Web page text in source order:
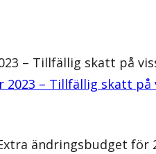
– Tillfällig skatt på
2023 – Tillfällig skatt
ändringsbudget